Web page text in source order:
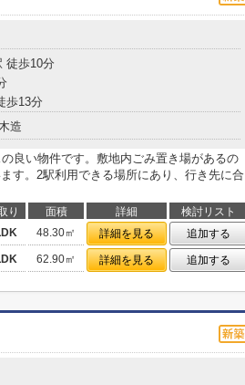
徒歩10分
歩13分
造
良い物件です。敷地内ごみ置き場があるの
す。2駅利用できる場所にあり、行き先に合
り 面積 詳細
検討リスト
48.30㎡ 詳細を見る
追加する
62.90㎡ 詳細を見る 追加する